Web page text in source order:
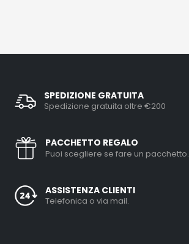
SPEDIZIONE GRATUITA
Spedizione gratuita oltre €200
PACCHETTO REGALO
Puoi scegliere se fare un pacchetto.
ASSISTENZA CLIENTI
Telefonica o via mail.